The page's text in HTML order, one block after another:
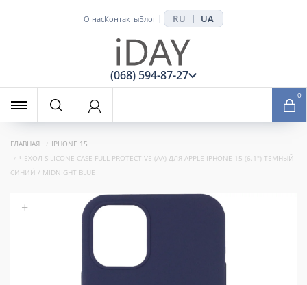
О насКонтактыБлог | RU | UA
(068) 594-87-27
0
ГЛАВНАЯ
IPHONE 15
ЧЕХОЛ SILICONE CASE FULL PROTECTIVE (AA) ДЛЯ APPLE IPHONE 15 (6.1") ТЕМНЫЙ
СИНИЙ / MIDNIGHT BLUE
+